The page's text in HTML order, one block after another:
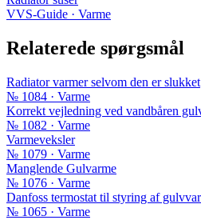
VVS-Guide · Varme
Relaterede spørgsmål
Radiator varmer selvom den er slukket
№ 1084 · Varme
Korrekt vejledning ved vandbåren
№ 1082 · Varme
Varmeveksler
№ 1079 · Varme
Manglende Gulvarme
№ 1076 · Varme
Danfoss termostat til styring af
№ 1065 · Varme